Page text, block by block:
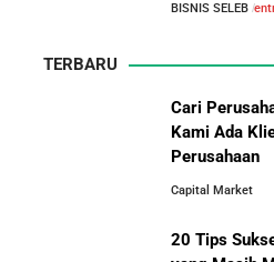
Terbaik
Arifin Panigoro: Dari Insinyur
5 Tahun Pertama WhatsApp:
Perjuangan, dan Keputusan
Belajar dari Kopi Kenangan:
BISNIS SELEB
TERBARU
Cari
Kami Ada
Perusahaan
Capital Market
20 Tips